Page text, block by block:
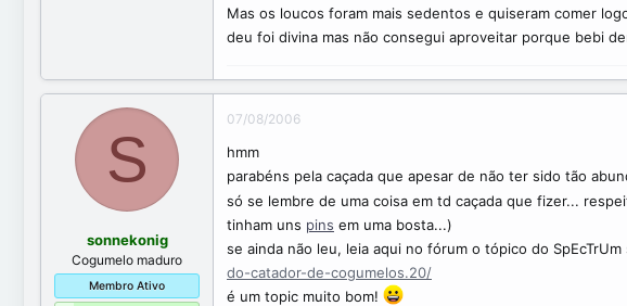
Mas os loucos foram mais sedentos e quiseram comer
deu foi divina mas não consegui aproveitar porque bebi
S
sonnekonig
Cogumelo maduro
Membro Ativo
07/08/2006
hmm
parabéns pela caçada que apesar de não ter sido tão
só se lembre de uma coisa em td caçada que fizer...
tinham uns pins em uma bosta...)
se ainda não leu, leia aqui no fórum o tópico do
do-catador-de-cogumelos.20/
é um topic muito bom!